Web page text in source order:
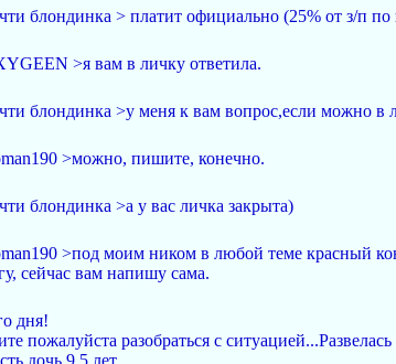
блондинка > платит официально (25% от з/п
>я вам в личку ответила.
блондинка >у меня к вам вопрос,если можно в
>можно, пишите, конечно.
блондинка >а у вас личка закрыта)
>под моим ником в любой теме красный
сейчас вам напишу сама.
дня!
пожалуйста разобраться с
дочь 9,5 лет..